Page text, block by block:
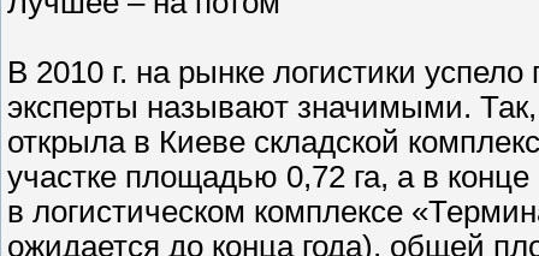
В 2010 г. на рынке логистики
эксперты называют значимыми.
открыла в Киеве складской
участке площадью 0,72 га, а в
в логистическом комплексе
ожидается до конца года), общей